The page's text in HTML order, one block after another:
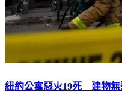
紐約公寓惡火19死 建物無